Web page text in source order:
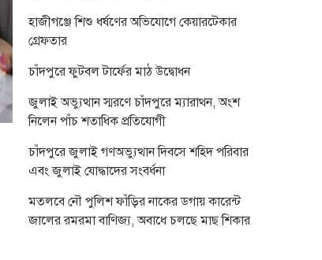
হাজীগঞ্জে শিশু ধর্ষণের অভিযোগে কেয়ারটেকার
গ্রেফতার
চাঁদপুরে ফুটবল টার্ফের মাঠ উদ্বোধন
জুলাই অভ্যুত্থান স্মরণে চাঁদপুরে ম্যারাথন, অংশ
নিলেন পাঁচ শতাধিক প্রতিযোগী
চাঁদপুরে জুলাই গণঅভ্যুত্থান দিবসে শহিদ পরিবার
এবং জুলাই যোদ্ধাদের সংবর্ধনা
মতলবে নৌ পুলিশ ফাঁড়ির নাকের ডগায় কারেন্ট
জালের রমরমা বাণিজ্য, অবাধে চলছে মাছ শিকার